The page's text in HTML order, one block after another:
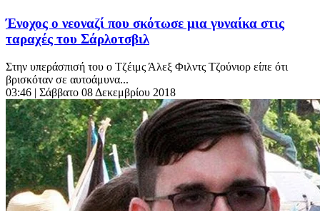
Ένοχος ο νεοναζί που σκότωσε μια γυναίκα στις
ταραχές του Σάρλοτσβιλ
Στην υπεράσπισή του ο Τζέιμς Άλεξ Φιλντς Τζούνιορ είπε ότι
βρισκόταν σε αυτοάμυνα...
03:46 | Σάββατο 08 Δεκεμβρίου 2018